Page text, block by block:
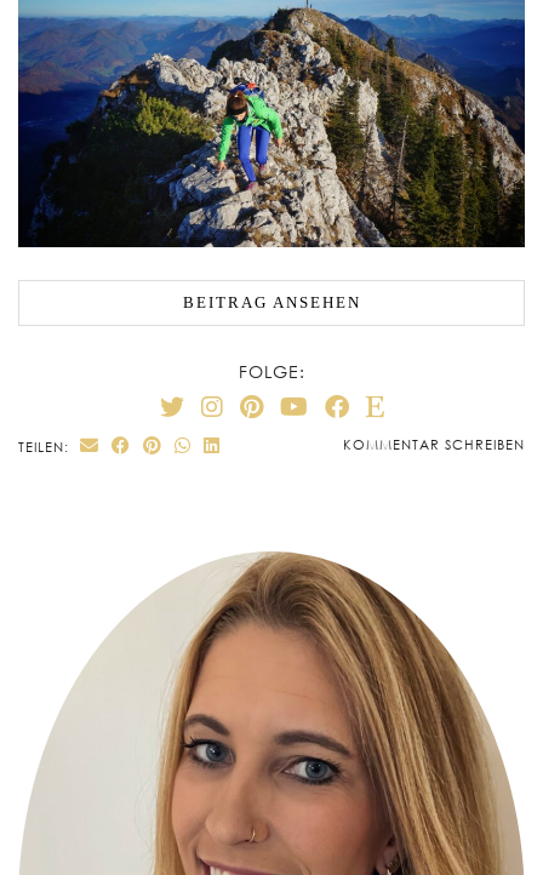
BEITRAG ANSEHEN
FOLGE:
TEILEN: KOMMENTAR SCHREIBEN